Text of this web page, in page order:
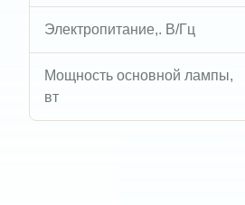
Электропитание,. В/Гц
Мощность основной лампы,
вт